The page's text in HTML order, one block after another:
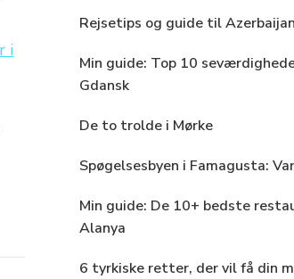
Rejsetips og guide til Azerbaijan
Min guide: Top 10
Gdansk
De to trolde i Mørke
Spøgelsesbyen i Famagusta:
Min guide: De 10+ bedste
Alanya
6 tyrkiske retter, der vil få din